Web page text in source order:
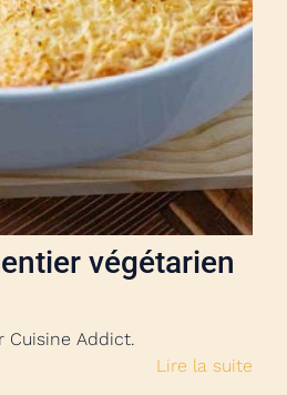
végétarien
Cuisine Addict.
Lire la suite